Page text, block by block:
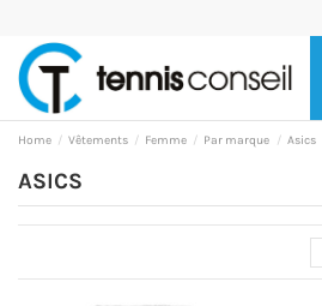
Home Vêtements Femme Par marque Asics
ASICS